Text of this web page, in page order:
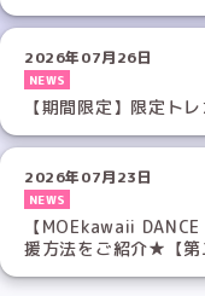
2026年07月26日
NEWS
【期間限定】限定ト
2026年07月23日
NEWS
【MOEkawaii
援方法をご紹介★【第